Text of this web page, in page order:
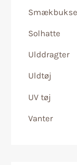
Solhatte
Ulddragter
Uldtøj
UV tøj
Vanter